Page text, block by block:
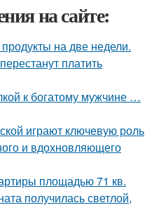
на сайте:
на две недели.
платить
к богатому мужчине …
играют ключевую роль
и вдохновляющего
площадью 71 кв.
получилась светлой,